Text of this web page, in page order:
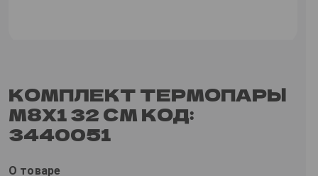
КОМПЛЕКТ ТЕРМОПАРЫ
М8Х1 32 СМ КОД:
3440051
О товаре